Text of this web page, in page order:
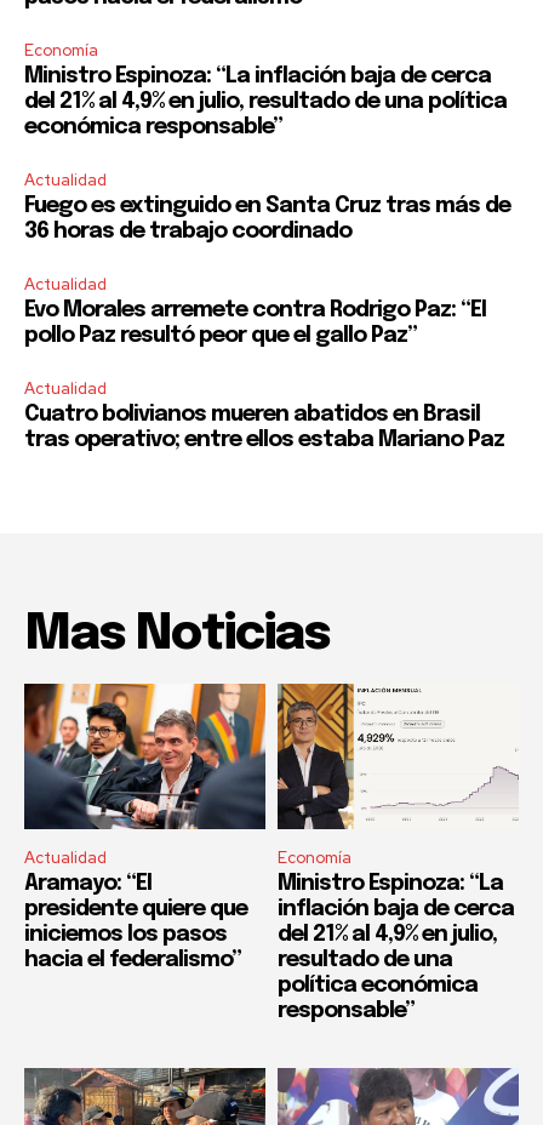
Economía
Ministro Espinoza: “La inflación baja de cerca
del 21% al 4,9% en julio, resultado de una política
económica responsable”
Actualidad
Fuego es extinguido en Santa Cruz tras más de
36 horas de trabajo coordinado
Actualidad
Evo Morales arremete contra Rodrigo Paz: “El
pollo Paz resultó peor que el gallo Paz”
Actualidad
Cuatro bolivianos mueren abatidos en Brasil
tras operativo; entre ellos estaba Mariano Paz
Mas Noticias
Actualidad
Aramayo: “El
presidente quiere que
iniciemos los pasos
hacia el federalismo”
Economía
Ministro Espinoza: “La
inflación baja de cerca
del 21% al 4,9% en julio,
resultado de una
política económica
responsable”